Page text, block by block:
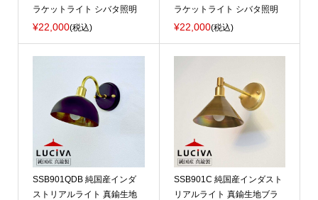
ラケットライト シバタ照明
¥22,000(税込)
ラケットライト シバタ照明
¥22,000(税込)
SSB901QDB 純国産インダ
ストリアルライト 真鍮生地
SSB901C 純国産インダスト
リアルライト 真鍮生地ブラ